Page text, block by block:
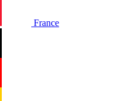
France